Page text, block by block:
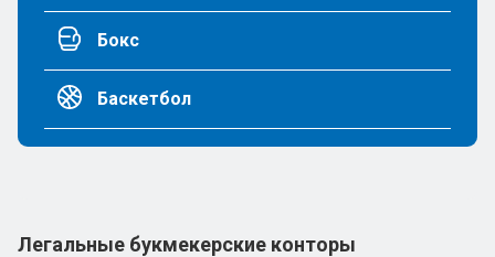
Бокс
Баскетбол
Легальные букмекерские конторы